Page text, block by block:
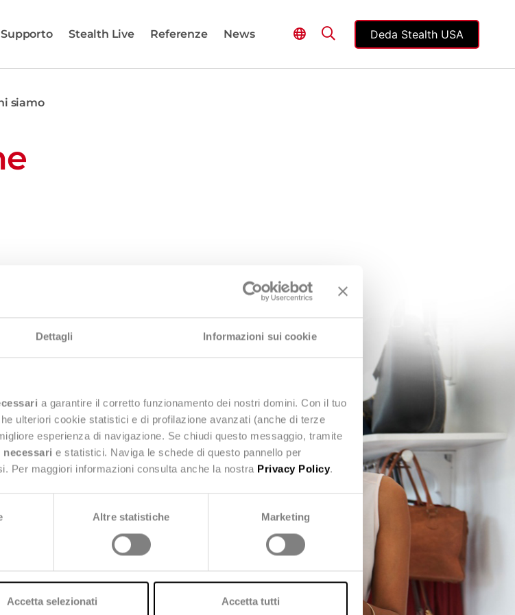
Dettagli Informazioni sui cookie
a garantire il corretto funzionamento dei nostri domini. Con il tuo
ulteriori cookie statistici e di profilazione avanzati (anche di terze
esperienza di navigazione. Se chiudi questo messaggio, tramite
e statistici. Naviga le schede di questo pannello per
Per maggiori informazioni consulta anche la nostra Privacy Policy.
Altre statistiche Marketing
Accetta selezionati Accetta tutti
Stealth Live Referenze News
siamo
Deda Stealth USA